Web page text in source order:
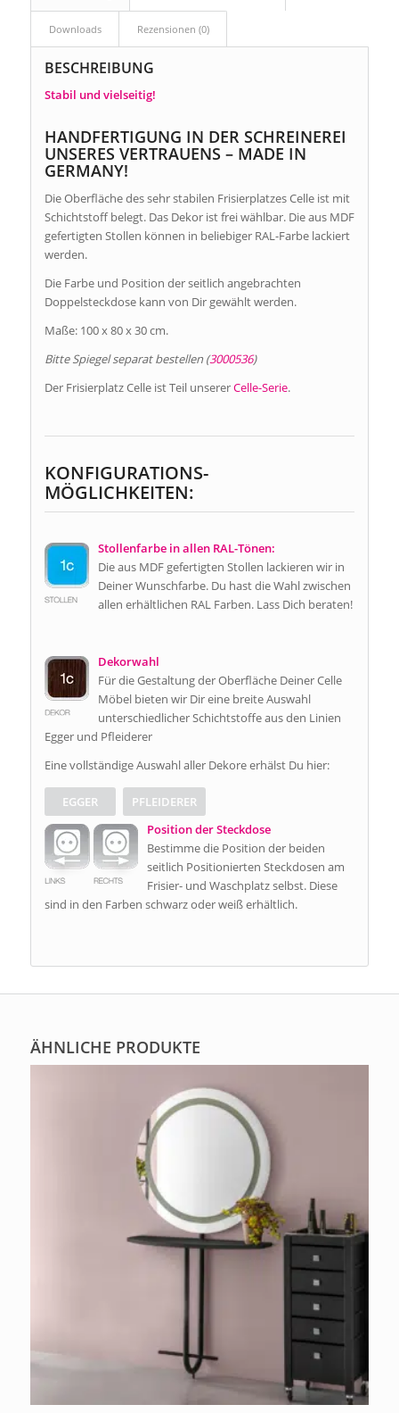
Downloads Rezensionen (0)
BESCHREIBUNG
Stabil und vielseitig!
HANDFERTIGUNG IN DER SCHREINEREI
UNSERES VERTRAUENS – MADE IN
GERMANY!
Die Oberfläche des sehr stabilen Frisierplatzes Celle ist mit
Schichtstoff belegt. Das Dekor ist frei wählbar. Die aus MDF
gefertigten Stollen können in beliebiger RAL-Farbe lackiert
werden.
Die Farbe und Position der seitlich angebrachten
Doppelsteckdose kann von Dir gewählt werden.
Maße: 100 x 80 x 30 cm.
Bitte Spiegel separat bestellen (3000536)
Der Frisierplatz Celle ist Teil unsererCelle-Serie.
KONFIGURATIONS-
MÖGLICHKEITEN:
Stollenfarbe in allen RAL-Tönen:
Die aus MDF gefertigten Stollen lackieren wir in
Deiner Wunschfarbe. Du hast die Wahl zwischen
allen erhältlichen RAL Farben. Lass Dich beraten!
Dekorwahl
Für die Gestaltung der Oberfläche Deiner Celle
Möbel bieten wir Dir eine breite Auswahl
unterschiedlicher Schichtstoffe aus den Linien
Egger und Pfleiderer
Eine vollständige Auswahl aller Dekore erhälst Du hier:
EGGER
PFLEIDERER
Position der Steckdose
Bestimme die Position der beiden
seitlich Positionierten Steckdosen am
Frisier- und Waschplatz selbst. Diese
sind in den Farben schwarz oder weiß erhältlich.
ÄHNLICHE PRODUKTE